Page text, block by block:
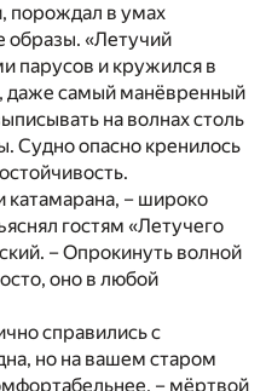
порождал в умах
«Летучий
парусов и кружился в
даже самый манёвренный
на волнах столь
Судно опасно кренилось
катамарана, – широко
гостям «Летучего
– Опрокинуть волной
оно в любой
справились с
но на вашем старом
– мёртвой